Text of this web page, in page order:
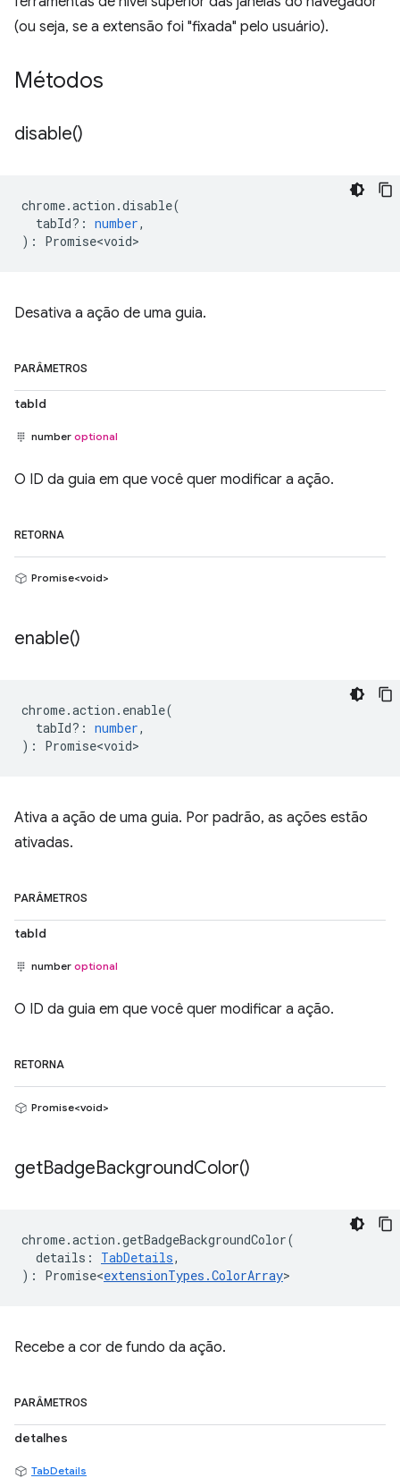
(ou seja, se a extensão foi "fixada" pelo usuário).
Métodos
disable()
chrome.action .disable(
tabId? : number,
) : Promise<void>
Desativa a ação de uma guia.
PARÂMETROS
tabId
number optional
O ID da guia em que você quer modificar a ação.
RETORNA
Promise<void>
enable()
chrome.action . enable(
tabId? : number,
) : Promise<void>
Ativa a ação de uma guia. Por padrão, as ações estão
ativadas.
PARÂMETROS
tabId
number optional
O ID da guia em que você quer modificar a ação.
RETORNA
Promise<void>
getBadgeBackgroundColor()
chrome.action .getBadgeBackgroundColor(
details : TabDetails,
) : Promise<extensionTypes .ColorArray>
Recebe a cor de fundo da ação.
PARÂMETROS
detalhes
TabDetails